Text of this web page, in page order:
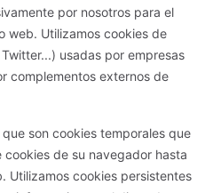
por nosotros para el
web. Utilizamos cookies de
usadas por empresas
complementos externos de
son cookies temporales que
de su navegador hasta
Utilizamos cookies persistentes